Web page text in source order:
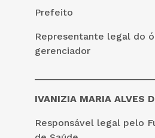
Prefeito
Representante legal do
gerenciador
IVANIZIA MARIA ALVES
Responsável legal pelo